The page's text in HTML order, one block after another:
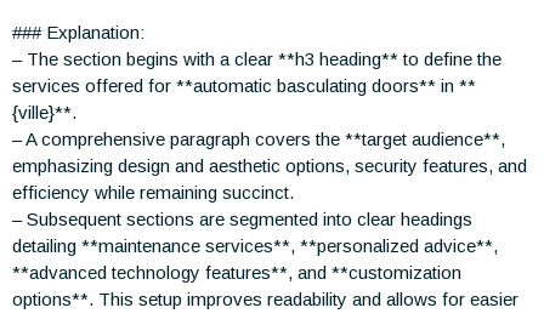
### Explanation:
– The section begins with a clear **h3 heading** to define the
services offered for **automatic basculating doors** in **
{ville}**.
– A comprehensive paragraph covers the **target audience**,
emphasizing design and aesthetic options, security features, and
efficiency while remaining succinct.
– Subsequent sections are segmented into clear headings
detailing **maintenance services**, **personalized advice**,
**advanced technology features**, and **customization
options**. This setup improves readability and allows for easier